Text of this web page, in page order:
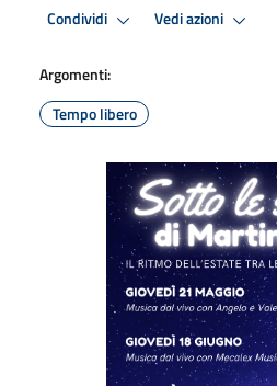
Condividi Vedi azioni
Argomenti:
Tempo libero